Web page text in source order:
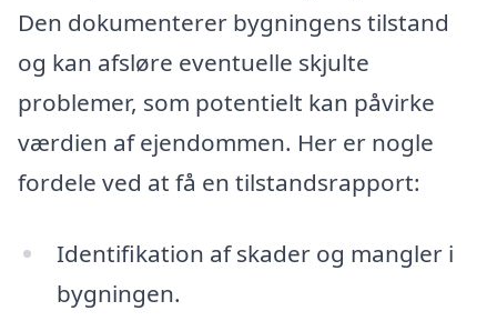
Den dokumenterer bygningens tilstand
og kan afsløre eventuelle skjulte
problemer, som potentielt kan påvirke
værdien af ejendommen. Her er nogle
fordele ved at få en tilstandsrapport:
Identifikation af skader og mangler i
bygningen.